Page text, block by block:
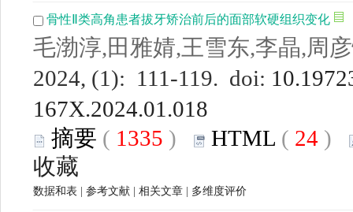
骨性Ⅱ类高角患者拔牙矫治前后的面部软硬组织变化
毛渤淳,田雅婧,王雪东,李晶,周
2024, (1): 111-119. doi:
167X.2024.01.018
摘要 ( 1335 ) HTML ( 24 )
收藏
数据和表 参考文献 相关文章 多维度评价